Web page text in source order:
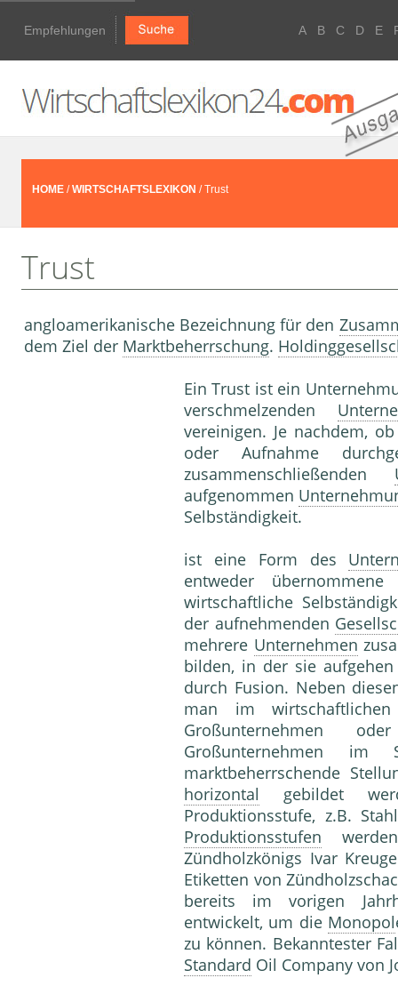
Empfehlungen A B C D E
HOME /WIRTSCHAFTSLEXIKON / Trust
Trust
angloamerikanische Bezeichnung für den
dem Ziel der Marktbeherrschung.
Ein Trust ist ein
verschmelzenden
vereinigen. Je nachdem,
oder Aufnahme
zusammenschließenden
aufgenommen
Selbständigkeit.
ist eine Form des
entweder
wirtschaftliche
der aufnehmenden
mehrere Unternehmen
bilden, in der sie
durch Fusion. Neben
man im
Großunternehmen
Großunternehmen
marktbeherrschende
horizontal gebildet
Produktionsstufe, z.B.
Produktionsstufen
Zündholzkönigs Ivar
Etiketten von
bereits im vorigen
entwickelt, um die Monopol
zu können. Bekanntester
Standard Oil Company von